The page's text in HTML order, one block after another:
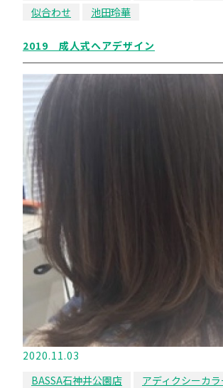
似合わせ
池田玲華
2019 成人式ヘアデザイン
2020.11.03
BASSA石神井公園店
アディクシーカラ